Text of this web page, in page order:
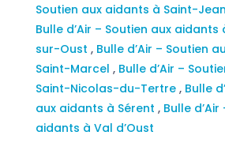
Soutien aux aidants à Saint-
Bulle d’Air – Soutien aux
sur-Oust , Bulle d’Air – Soutien
Saint-Marcel , Bulle d’Air –
Saint-Nicolas-du-Tertre , Bulle
aux aidants à Sérent , Bulle
aidants à Val d’Oust